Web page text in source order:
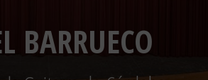
BARRUECO